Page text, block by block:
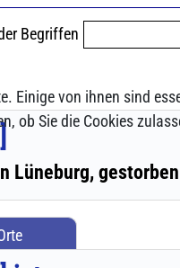
Einige von ihnen sind
ob Sie die Cookies